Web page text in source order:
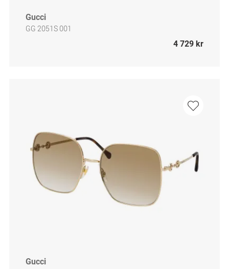
Gucci
GG 2051S 001
4 729 kr
Gucci